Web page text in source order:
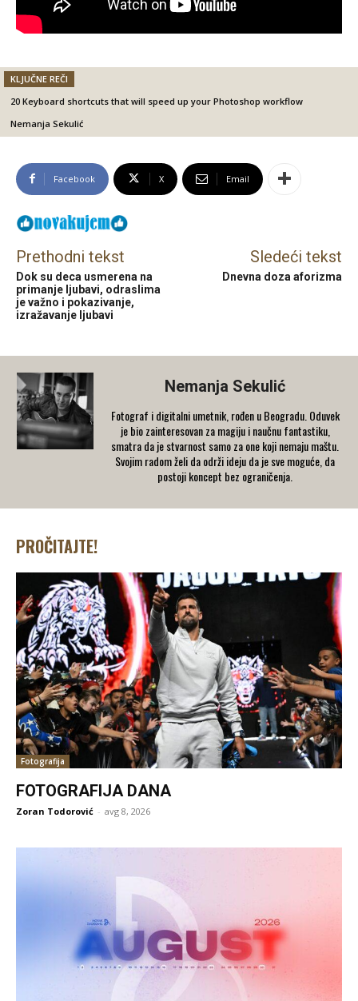
KLJUČNE REČI
20 Keyboard shortcuts that will speed up your Photoshop workflow
Nemanja Sekulić
Facebook X Email
Prethodni tekst
Dok su deca usmerena na
primanje ljubavi, odraslima
je važno i pokazivanje,
izražavanje ljubavi
Sledeći tekst
Dnevna doza aforizma
Nemanja Sekulić
Fotograf i digitalni umetnik, rođen u Beogradu. Oduvek
je bio zainteresovan za magiju i naučnu fantastiku,
smatra da je stvarnost samo za one koji nemaju maštu.
Svojim radom želi da održi ideju da je sve moguće, da
postoji koncept bez ograničenja.
PROČITAJTE!
Fotografija
FOTOGRAFIJA DANA
Zoran Todorović - avg 8, 2026